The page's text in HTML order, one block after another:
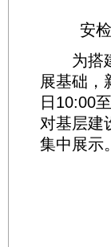
安
为搭建
展基础，
日10:00
对基层建
集中展示。